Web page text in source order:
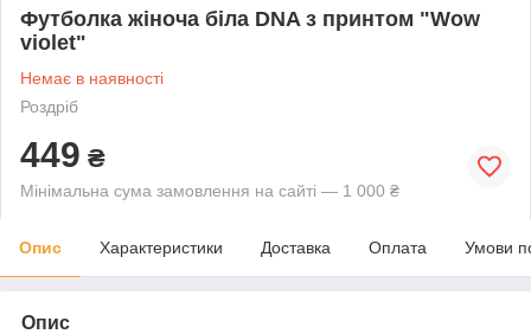
Футболка жіноча біла DNA з принтом "Wow
violet"
Немає в наявності
Роздріб
449 ₴
Мінімальна сума замовлення на сайті — 1 000 ₴
Опис Характеристики Доставка Оплата Умови
Опис